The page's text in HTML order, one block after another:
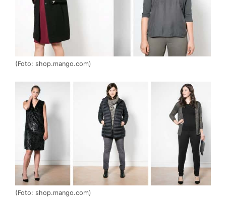
(Foto: shop.mango.com)
(Foto: shop.mango.com)